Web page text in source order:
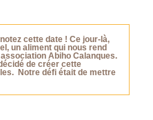
cette date ! Ce jour-là,
un aliment qui nous rend
Abiho Calanques.
de créer cette
Notre défi était de mettre